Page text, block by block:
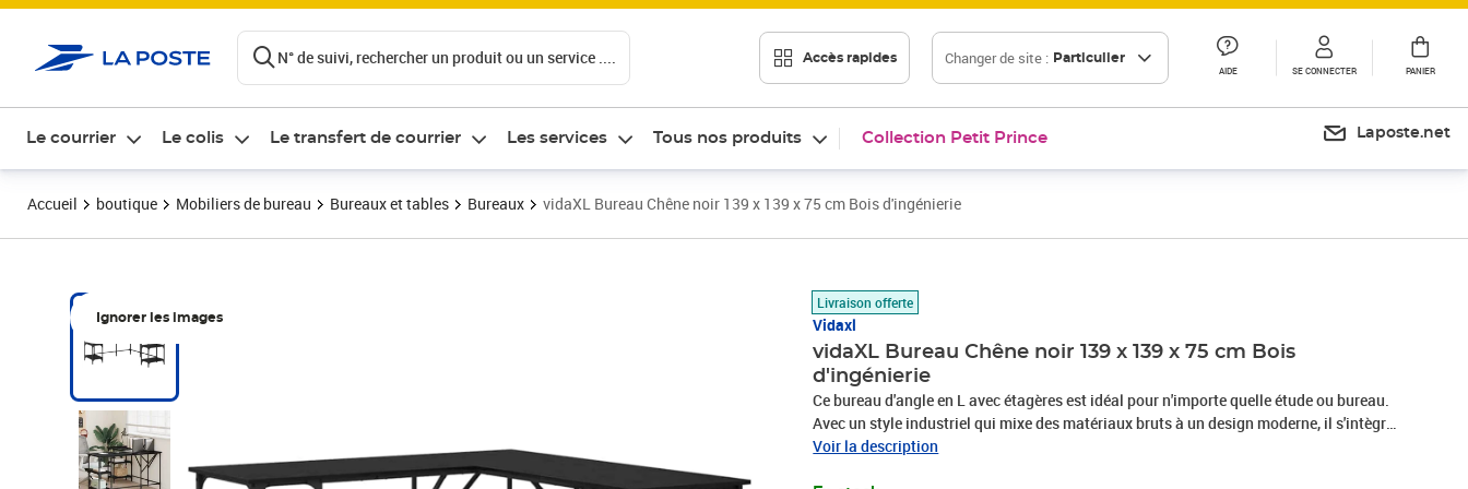
N° de suivi, rechercher un produit ou un service .... Accès rapides Changer de site : Particulier
AIDE SE CONNECTER PANIER
Le courrier Le colis Le transfert de courrier Les services Tous nos produits Collection Petit Prince Laposte.net
Accueil boutique Mobiliers de bureau Bureaux et tables Bureaux vidaXL Bureau Chêne noir 139 x 139 x 75 cm Bois d'ingénierie
Ignorer les images
Livraison offerte
Vidaxl
vidaXL Bureau Chêne noir 139 x 139 x 75 cm Bois
d'ingénierie
Ce bureau d'angle en L avec étagères est idéal pour n'importe quelle étude ou bureau.
Avec un style industriel qui mixe des matériaux bruts à un design moderne, il s'intègre
facilement dans les coins. Sa forme en L optimise l'espace, super pour mettre
Voir la description
Prix 96,89€